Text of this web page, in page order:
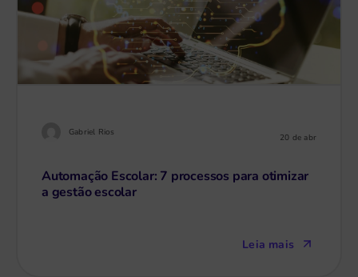
Gabriel Rios 20 de abr
Automação Escolar: 7 processos para otimizar
a gestão escolar
Leia mais